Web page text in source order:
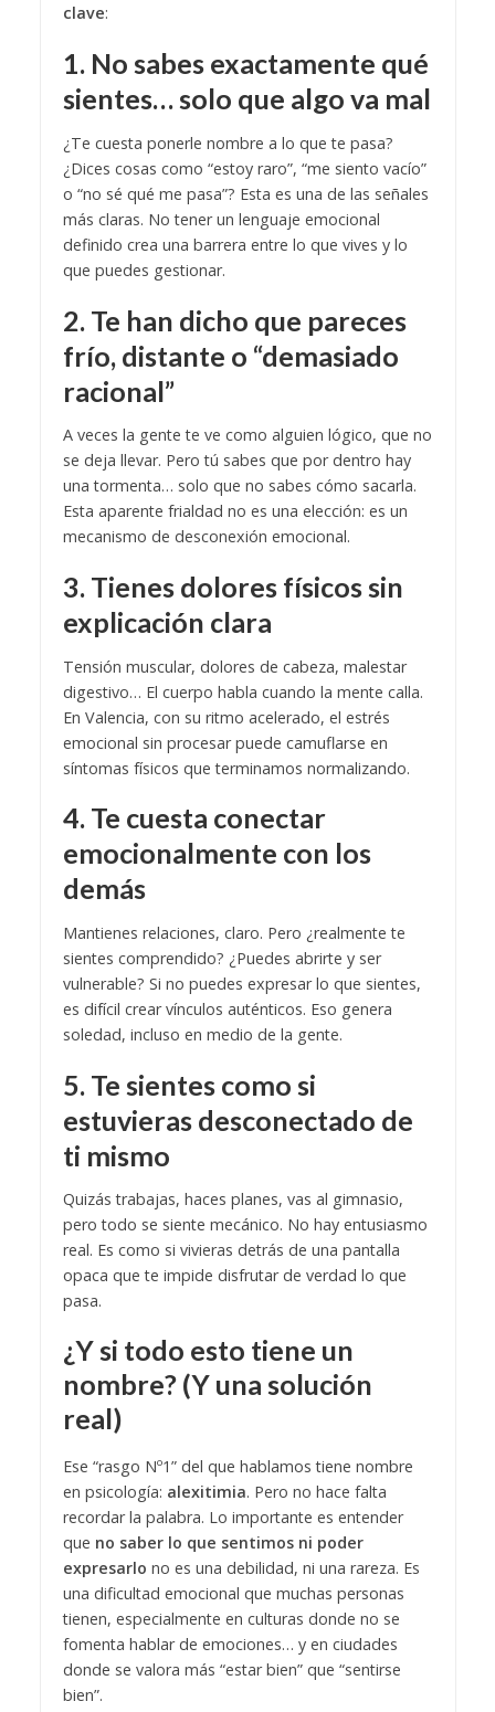
clave:
1. No sabes exactamente qué
sientes… solo que algo va mal
¿Te cuesta ponerle nombre a lo que te pasa?
¿Dices cosas como “estoy raro”, “me siento vacío”
o “no sé qué me pasa”? Esta es una de las señales
más claras. No tener un lenguaje emocional
definido crea una barrera entre lo que vives y lo
que puedes gestionar.
2. Te han dicho que pareces
frío, distante o “demasiado
racional”
A veces la gente te ve como alguien lógico, que no
se deja llevar. Pero tú sabes que por dentro hay
una tormenta… solo que no sabes cómo sacarla.
Esta aparente frialdad no es una elección: es un
mecanismo de desconexión emocional.
3. Tienes dolores físicos sin
explicación clara
Tensión muscular, dolores de cabeza, malestar
digestivo… El cuerpo habla cuando la mente calla.
En Valencia, con su ritmo acelerado, el estrés
emocional sin procesar puede camuflarse en
síntomas físicos que terminamos normalizando.
4. Te cuesta conectar
emocionalmente con los
demás
Mantienes relaciones, claro. Pero ¿realmente te
sientes comprendido? ¿Puedes abrirte y ser
vulnerable? Si no puedes expresar lo que sientes,
es difícil crear vínculos auténticos. Eso genera
soledad, incluso en medio de la gente.
5. Te sientes como si
estuvieras desconectado de
ti mismo
Quizás trabajas, haces planes, vas al gimnasio,
pero todo se siente mecánico. No hay entusiasmo
real. Es como si vivieras detrás de una pantalla
opaca que te impide disfrutar de verdad lo que
pasa.
¿Y si todo esto tiene un
nombre? (Y una solución
real)
Ese “rasgo Nº1” del que hablamos tiene nombre
en psicología: alexitimia. Pero no hace falta
recordar la palabra. Lo importante es entender
que no saber lo que sentimos ni poder
expresarlo no es una debilidad, ni una rareza. Es
una dificultad emocional que muchas personas
tienen, especialmente en culturas donde no se
fomenta hablar de emociones… y en ciudades
donde se valora más “estar bien” que “sentirse
bien”.